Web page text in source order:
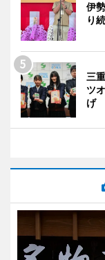
伊
り
三
ツ
げ